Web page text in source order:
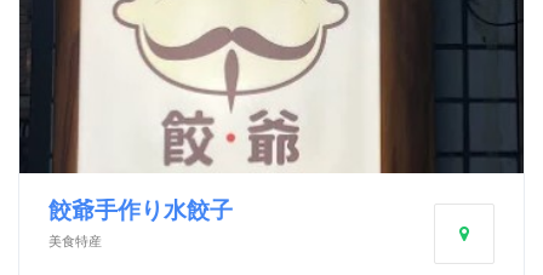
餃爺手作り水餃子
美食特産